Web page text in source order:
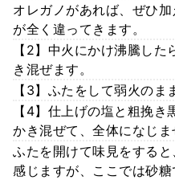
オレガノがあれば、ぜひ
が全く違ってきます。
【2】中火にかけ沸騰し
き混ぜます。
【3】ふたをして弱火のま
【4】仕上げの塩と粗挽
かき混ぜて、全体になじま
ふたを開けて味見をする
感じますが、ここでは砂